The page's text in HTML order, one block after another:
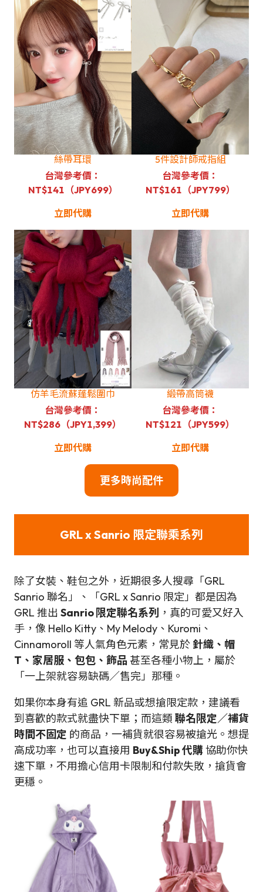
絲帶耳環
台灣參考價：
NT$141（JPY699）
立即代購
5件設計師戒指組
台灣參考價：
NT$161（JPY799）
立即代購
仿羊毛流蘇蓬鬆圍巾
台灣參考價：
NT$286（JPY1,399）
立即代購
緞帶高筒襪
台灣參考價：
NT$121（JPY599）
立即代購
更多時尚配件
GRL x Sanrio 限定聯乘系列
除了女裝、鞋包之外，近期很多人搜尋「GRL
Sanrio 聯名」、「GRL x Sanrio 限定」都是因為
GRL 推出 Sanrio 限定聯名系列 ，真的可愛又好入
手，像 Hello Kitty、My Melody、Kuromi、
Cinnamoroll 等人氣角色元素，常見於 針織、帽
T、家居服、包包、飾品 甚至各種小物上，屬於
「一上架就容易缺碼／售完」那種。
如果你本身有追 GRL 新品或想搶限定款，建議看
到喜歡的款式就盡快下單；而這類 聯名限定／補貨
時間不固定 的商品，一補貨就很容易被搶光。想提
高成功率，也可以直接用 Buy&Ship 代購 協助你快
速下單，不用擔心信用卡限制和付款失敗，搶貨會
更穩。